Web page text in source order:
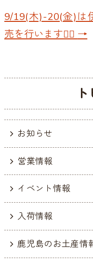
9/19(木)-20(金)は
売を行います💁‍♀️ →
お知らせ
営業情報
イベント情報
入荷情報
鹿児島のお土産情